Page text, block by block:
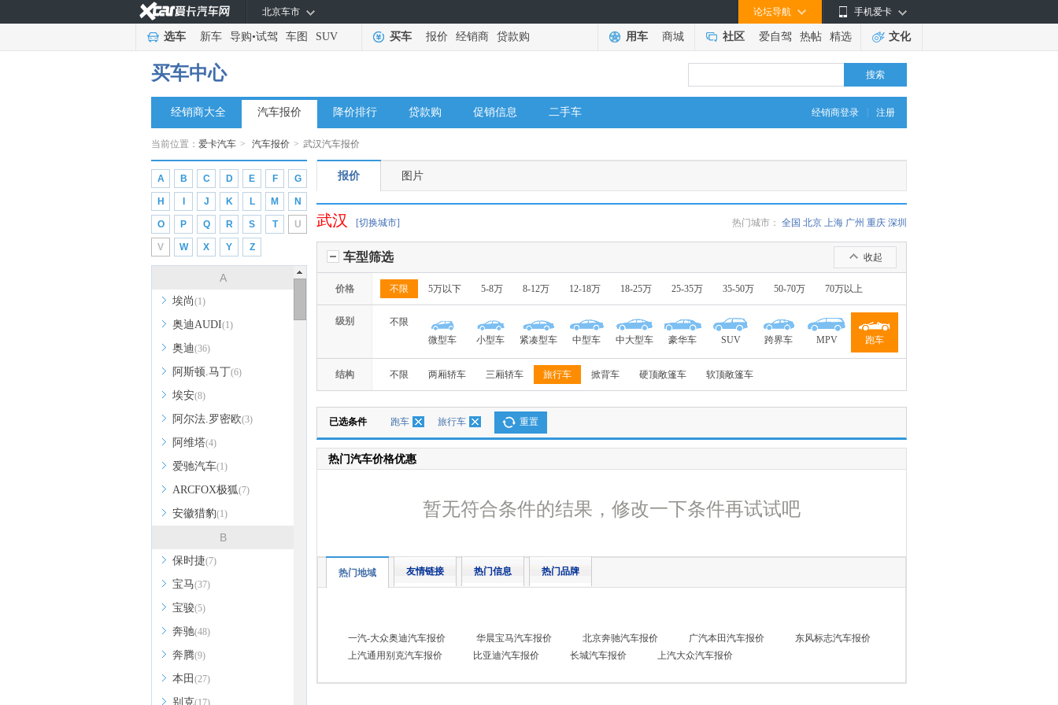
手机爱卡
论坛导航
北京车市
选车 新车 导购•试驾 车图 SUV 买车 报价 经销商 贷款购 用车 商城 社区 爱自驾 热帖 精选 文化
买车中心 搜索
经销商登录 注册
经销商大全 汽车报价 降价排行 贷款购 促销信息 二手车
当前位置： 爱卡汽车 > 汽车报价 > 武汉汽车报价
A B C D E F G
H J K L M N
O P Q R S T U
V W X Y Z
A
埃尚(1)
奥迪AUDI(1)
奥迪(36)
阿斯顿.马丁(6)
埃安(8)
阿尔法.罗密欧(3)
阿维塔(4)
爱驰汽车(1)
ARCFOX极狐(7)
安徽猎豹(1)
B
保时捷(7)
宝马(37)
宝骏(5)
奔驰(48)
奔腾(9)
本田 (27)
别克(17)
报价 图片
热门城市： 全国 北京 上海 广州 重庆 深圳
武汉 [切换城市]
收起
车型筛选
价格 不限 5万以下 5-8万 8-12万 12-18万 18-25万 25-35万 35-50万 50-70万 70万以上
级别
不限
微型车
小型车 紧凑型车 中型车 中大型车 豪华车 SUV 跨界车 MPV 跑车
结构 不限 两厢轿车 三厢轿车 旅行车 掀背车 硬顶敞篷车 软顶敞篷车
已选条件 跑车 旅行车 重置
热门汽车价格优惠
暂无符合条件的结果，修改一下条件再试试吧
热门地域 友情链接 热门信息 热门品牌
一汽-大众奥迪汽车报价 华晨宝马汽车报价 北京奔驰汽车报价 广汽本田汽车报价
东风标志汽车报价
上汽通用别克汽车报价
比亚迪汽车报价 长城汽车报价 上汽大众汽车报价